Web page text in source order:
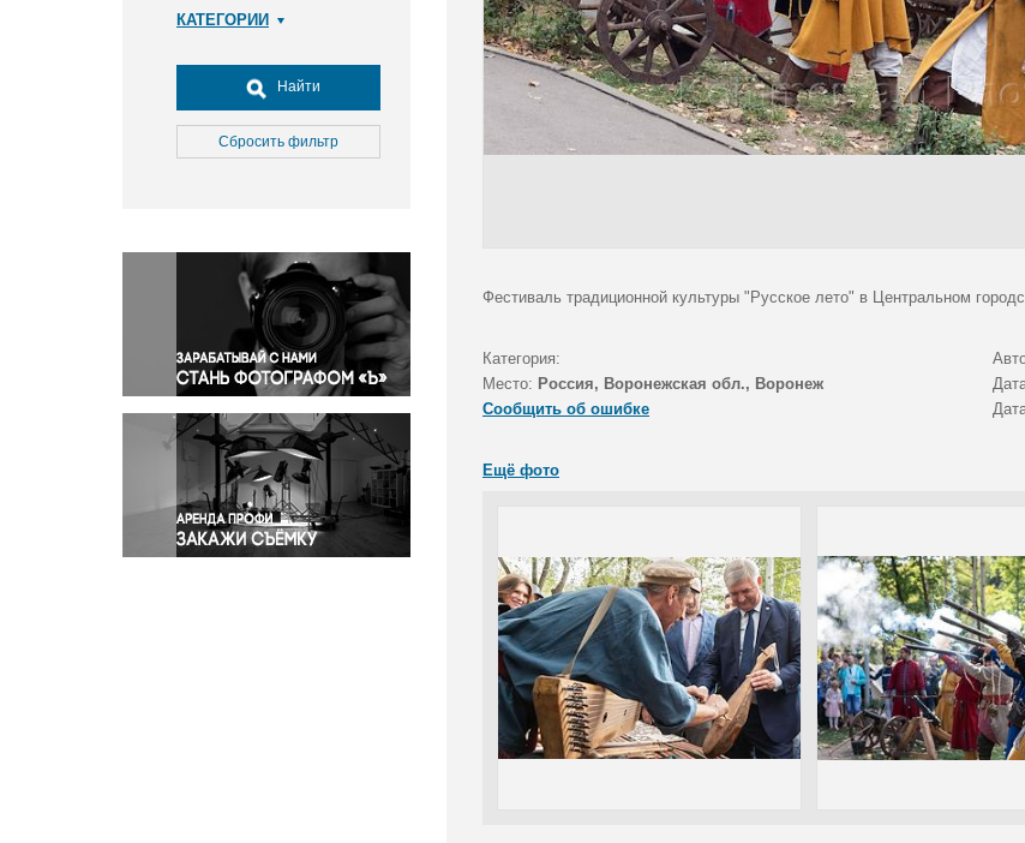
КАТЕГОРИИ
Досуг, туризм и отдых
Культура
Медицина
Окружающая среда
Политика
Правосудие
Происшествия и конфликты
Религия
Светская жизнь
Спорт
Экология
Экономика и бизнес
Найти
Сбросить фильтр
Фестиваль традиционной культуры "Русское лето" в Центральном
Категория:
Место: Россия, Воронежская обл., Воронеж
Сообщить об ошибке
Ещё фото